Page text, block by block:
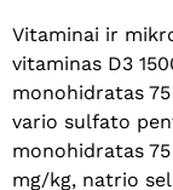
Vitaminai ir
vitaminas D3
monohidratas
vario sulfato
monohidratas
mg/kg, natrio